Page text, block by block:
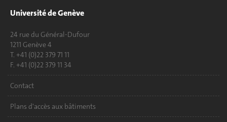
Université de Genève
24 rue du Général-Dufour
1211 Genève 4
T. +41 (0)22 379 71 11
F. +41 (0)22 379 11 34
Contact
Plans d'accès aux bâtiments